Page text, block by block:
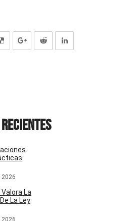
2026
Valora La
La Ley
2026